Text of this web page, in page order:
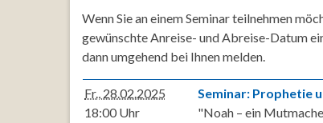
Wenn Sie an einem Seminar teilnehmen
gewünschte Anreise- und Abreise-Datum
dann umgehend bei Ihnen melden.
Fr., 28.02.2025
18:00 Uhr
Seminar: Prophetie
"Noah – ein